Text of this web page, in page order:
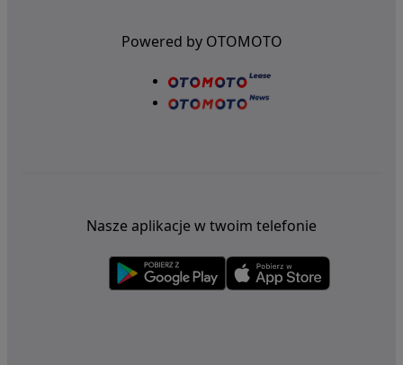
Powered by OTOMOTO
Nasze aplikacje w twoim telefonie